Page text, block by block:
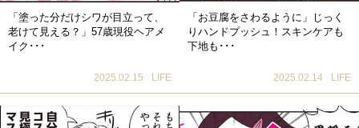
「塗った分だけシワが目立って、
老けて見える？」57歳現役ヘアメ
イク･･･
2025.02.15 LIFE
「お豆腐をさわるように」じっく
りハンドプッシュ！スキンケアも
下地も･･･
2025.02.14 LIFE